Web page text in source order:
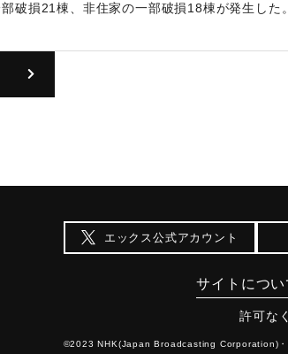
破損21棟、非住家の一部破損18棟が発生した
: 01051002
エックス公式アカウント
サイトについ
許可な
©2023 NHK(Japan Broadcasting Corporation)・